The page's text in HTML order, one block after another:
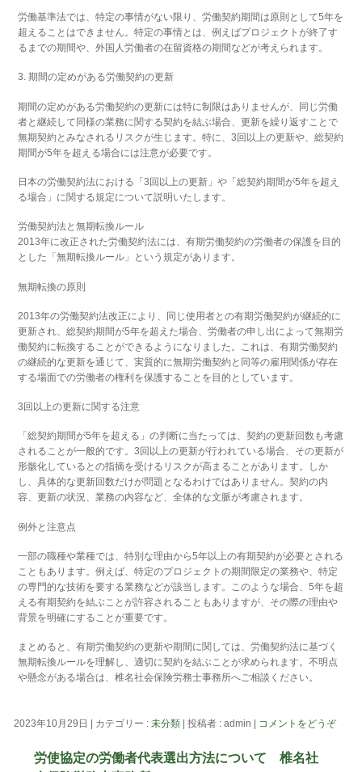
労働基準法では、特定の事情がない限り、労働契約期間は原則として5年を
超えることはできません。特定の事情とは、例えばプロジェクトが終了す
るまでの期間や、外国人労働者の在留資格の期間などが考えられます。
3. 期間の定めがある労働契約の更新
期間の定めがある労働契約の更新には特に制限はありませんが、同じ労働
者と継続して同様の業務に関する契約を結ぶ場合、更新を繰り返すことで
無期契約とみなされるリスクが生じます。特に、3回以上の更新や、総契約
期間が5年を超える場合には注意が必要です。
日本の労働契約法における「3回以上の更新」や「総契約期間が5年を超え
る場合」に関する規定について説明いたします。
労働契約法と無期転換ルール
2013年に改正された労働契約法には、有期労働契約の労働者の保護を目的
とした「無期転換ルール」という規定があります。
無期転換の原則
2013年の労働契約法改正により、同じ使用者との有期労働契約が継続的に
更新され、総契約期間が5年を超えた場合、労働者の申し出によって無期労
働契約に転換することができるようになりました。これは、有期労働契約
の継続的な更新を通じて、実質的に無期労働契約と同等の雇用関係が存在
する場面での労働者の権利を保護することを目的としています。
3回以上の更新に関する注意
「総契約期間が5年を超える」の判断に当たっては、契約の更新回数も考慮
されることが一般的です。3回以上の更新が行われている場合、その更新が
形骸化しているとの指摘を受けるリスクが高まることがあります。しか
し、具体的な更新回数だけが問題となるわけではありません。契約の内
容、更新の状況、業務の内容など、全体的な文脈が考慮されます。
例外と注意点
一部の職種や業種では、特別な理由から5年以上の有期契約が必要とされる
こともあります。例えば、特定のプロジェクトの期間限定の業務や、特定
の専門的な技術を要する業務などが該当します。このような場合、5年を超
える有期契約を結ぶことが許容されることもありますが、その際の理由や
背景を明確にすることが重要です。
まとめると、有期労働契約の更新や期間に関しては、労働契約法に基づく
無期転換ルールを理解し、適切に契約を結ぶことが求められます。不明点
や懸念がある場合は、椎名社会保険労務士事務所へご相談ください。
2023年10月29日 カテゴリー :未分類 |投稿者 : admin コメントをどうぞ
労使協定の労働者代表選出方法について 椎名社